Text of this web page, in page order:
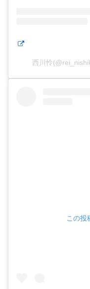
西川怜
この投